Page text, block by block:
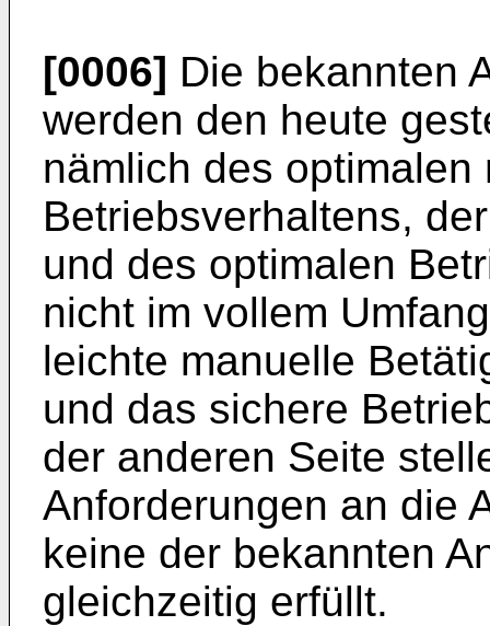
[0006] Die bekannten
werden den heute
nämlich des optimalen
Betriebsverhaltens,
und des optimalen
nicht im vollem
leichte manuelle
und das sichere
der anderen Seite
Anforderungen an die
keine der bekannten
gleichzeitig erfüllt.